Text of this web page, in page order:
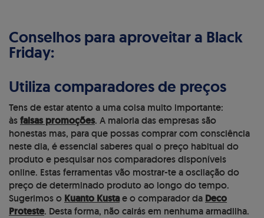
Conselhos para aproveitar a Black
Friday:
Utiliza comparadores de preços
Tens de estar atento a uma coisa muito importante:
àsfalsas promoções. A maioria das empresas são
honestas mas, para que possas comprar com consciência
neste dia, é essencial saberes qual o preço habitual do
produto e pesquisar nos comparadores disponíveis
online. Estas ferramentas vão mostrar-te a oscilação do
preço de determinado produto ao longo do tempo.
Sugerimos o Kuanto Kustae o comparador da Deco
Proteste. Desta forma, não cairás em nenhuma armadilha.